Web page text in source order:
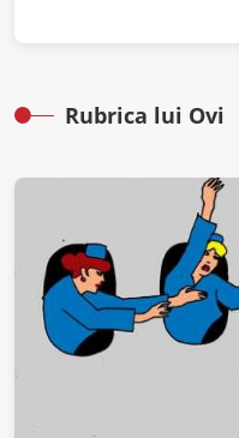
Rubrica lui Ovi